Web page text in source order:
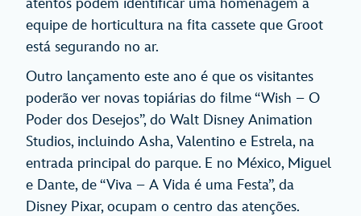
atentos podem identificar uma homenagem à
equipe de horticultura na fita cassete que Groot
está segurando no ar.
Outro lançamento este ano é que os visitantes
poderão ver novas topiárias do filme “Wish – O
Poder dos Desejos”, do Walt Disney Animation
Studios, incluindo Asha, Valentino e Estrela, na
entrada principal do parque. E no México, Miguel
e Dante, de “Viva – A Vida é uma Festa”, da
Disney Pixar, ocupam o centro das atenções.